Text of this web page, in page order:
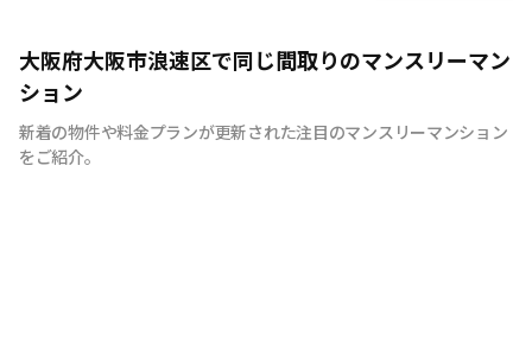
全国の主要都市を中心に、即日から利用可能なウィークリ
ーマンションやマンスリーマンションを紹介しておりま
す。大学受験、単身赴任など様々な用途でお使い いただ
ける『BraTTo×weekly＆monthly』をぜひご利用くださ
い。 敷金・礼金はかかりません。電気・ガス・水道の手
大阪府大阪市浪速区で同じ間取りのマンスリーマン
ション
新着の物件や料金プランが更新された注目のマンスリーマンション
をご紹介。